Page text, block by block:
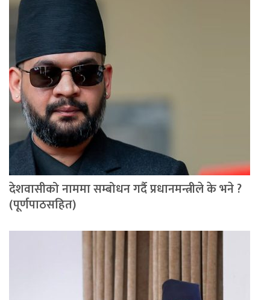
देशवासीको नाममा सम्बोधन गर्दै प्रधानमन्त्रीले के भने ?
(पूर्णपाठसहित)